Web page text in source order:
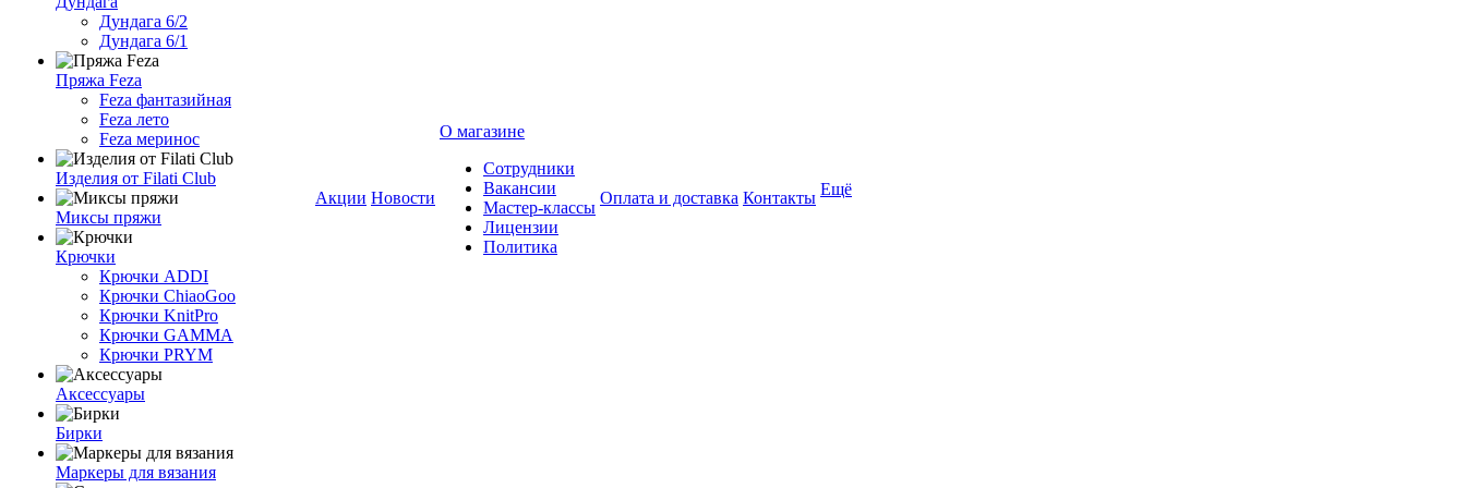
Дундага 6/2
Дундага 6/1
Пряжа Feza
Feza фантазийная
Feza лето
Feza меринос
Изделия от Filati Club
Миксы пряжи
Крючки
Крючки ADDI
Крючки ChiaoGoo
Крючки KnitPro
Крючки GAMMA
Крючки PRYM
Аксессуары
Бирки
Маркеры для вязания
Акции Новости
О магазине
Сотрудники
Вакансии
Мастер-классы
Лицензии
Политика
Оплата и доставка Контакты Ещё